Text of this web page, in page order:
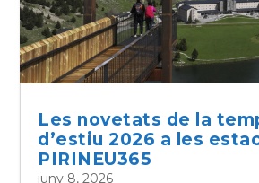
Les novetats de la
d’estiu 2026 a les
PIRINEU365
juny 8, 2026